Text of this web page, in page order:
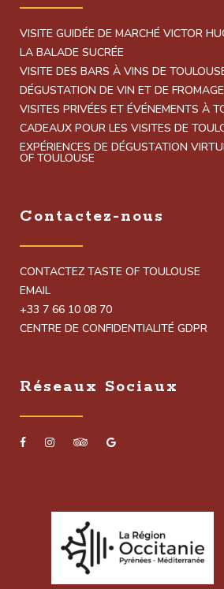
VISITE GUIDÉE DE MARCHÉ VICTOR
LA BALADE SUCRÉE
VISITE DES BARS À VINS DE
DÉGUSTATION DE VIN ET DE
VISITES PRIVÉES ET ÉVÉNEMENTS À
CADEAUX POUR LES VISITES DE
EXPÉRIENCES DE DÉGUSTATION
OF TOULOUSE
Contactez-nous
CONTACTEZ TASTE OF TOULOUSE
EMAIL
+33 7 66 10 08 70
CENTRE DE CONFIDENTIALITÉ GDPR
Réseaux Sociaux